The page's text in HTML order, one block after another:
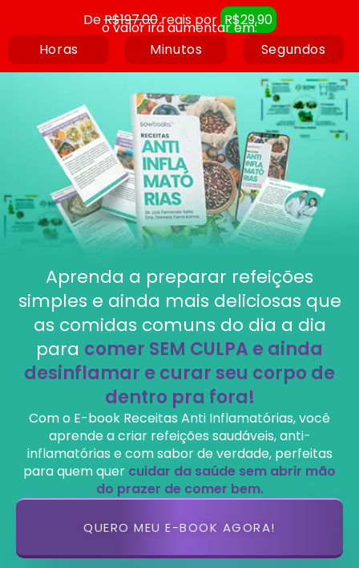
DeR$197,00reais por R$29,90
o valor irá aumentar em:
Horas
Minutos Segundos
Aprenda a preparar refeições
simples e ainda mais deliciosas que
as comidas comuns do dia a dia
para comer SEM CULPA e ainda
desinflamar e curar seu corpo de
dentro pra fora!
Com o E-book Receitas Anti Inflamatórias, você
aprende a criar refeições saudáveis, anti-
inflamatórias e com sabor de verdade, perfeitas
para quem quer cuidar da saúde sem abrir mão
do prazer de comer bem.
QUERO MEU E-BOOK AGORA!